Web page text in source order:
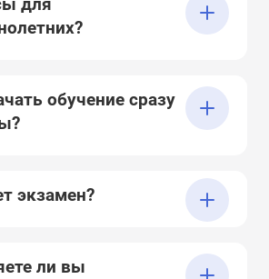
для
обучение сразу
экзамен?
ли вы